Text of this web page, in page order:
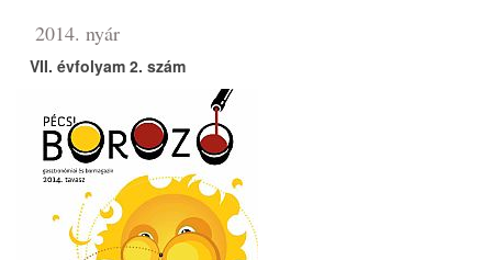
2014. nyár
VII. évfolyam 2. szám